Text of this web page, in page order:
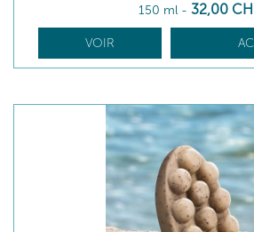
150 ml - 32,00
VOIR